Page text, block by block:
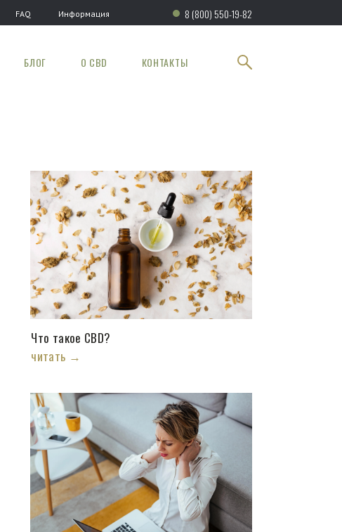
FAQ Информация 8 (800) 550-19-82
БЛОГ О CBD КОНТАКТЫ
Что такое CBD?
читать →